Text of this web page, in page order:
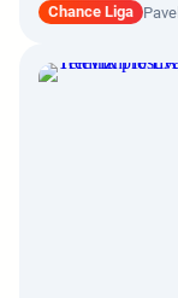
Chance Liga